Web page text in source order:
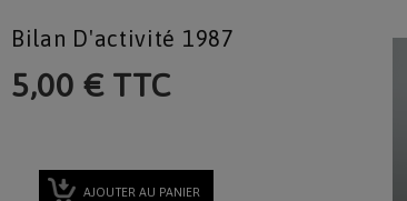
Bilan D'activité 1987
5,00 € TTC
AJOUTER AU PANIER